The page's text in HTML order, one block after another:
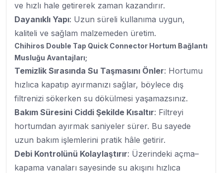
ve hızlı hale getirerek zaman kazandırır.
Dayanıklı Yapı: Uzun süreli kullanıma uygun,
kaliteli ve sağlam malzemeden üretim.
Chihiros Double Tap Quick Connector Hortum Bağlantı
Musluğu Avantajları;
Temizlik Sırasında Su Taşmasını Önler: Hortumu
hızlıca kapatıp ayırmanızı sağlar, böylece dış
filtrenizi sökerken su dökülmesi yaşamazsınız.
Bakım Süresini Ciddi Şekilde Kısaltır: Filtreyi
hortumdan ayırmak saniyeler sürer. Bu sayede
uzun bakım işlemlerini pratik hâle getirir.
Debi Kontrolünü Kolaylaştırır: Üzerindeki açma–
kapama vanaları sayesinde su akışını hızlıca